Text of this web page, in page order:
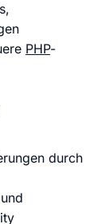
PHP-
durch